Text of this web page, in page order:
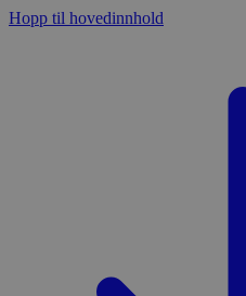
Hopp til hovedinnhold